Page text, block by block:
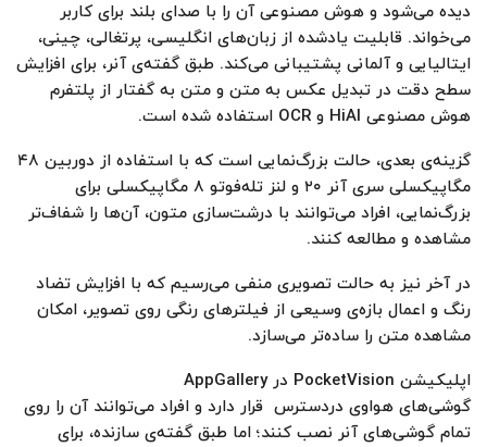
دیده می‌شود و هوش‌ مصنوعی آن را با صدای بلند برای کاربر
می‌خواند. قابلیت یادشده از زبان‌های انگلیسی، پرتغالی، چینی،
ایتالیایی و آلمانی پشتیبانی می‌کند. طبق گفته‌ی آنر، برای افزایش
سطح دقت در تبدیل عکس به متن و متن به گفتار از پلتفرم
هوش‌ مصنوعی HiAI و OCR استفاده شده است.
گزینه‌ی بعدی، حالت بزرگ‌نمایی است که با استفاده‌ از دوربین ۴۸
مگاپیکسلی سری آنر ۲۰ و لنز تله‌فوتو ۸ مگاپیکسلی برای
بزرگ‌نمایی، افراد می‌توانند با درشت‌سازی متون، آن‌ها را شفاف‌تر
مشاهده و مطالعه کنند.
در آخر نیز به حالت تصویری منفی می‌رسیم که با افزایش تضاد
رنگ و اعمال بازه‌ی وسیعی از فیلتر‌های رنگی روی تصویر، امکان
مشاهده متن را ساده‌تر می‌سازد.
اپلیکیشن PocketVision در AppGallery
گوشی‌های هواوی دردسترس قرار دارد و افراد می‌توانند آن را روی
تمام گوشی‌های آنر نصب کنند؛ اما طبق گفته‌ی سازنده، برای